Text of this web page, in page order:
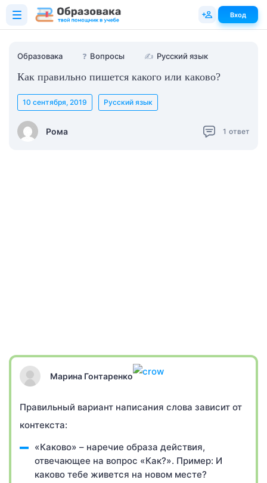
Образовака ❓ Вопросы ✍ Русский язык
Как правильно пишется какого или каково?
Рома
10 сентября, 2019 Русский язык
1 ответ
Марина Гонтаренко
Правильный вариант написания слова зависит от
контекста:
«Каково» – наречие образа действия,
отвечающее на вопрос «Как?». Пример: И
каково тебе живется на новом месте?
Вход